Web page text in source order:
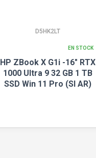
D5HK2LT
EN STOCK
HP ZBook X G1i -16" RTX
1000 Ultra 9 32 GB 1 TB
SSD Win 11 Pro (SI AR)